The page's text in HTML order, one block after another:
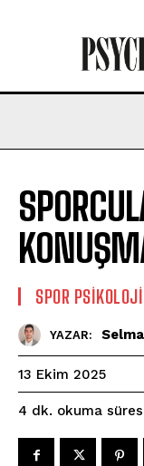
SPOR PSIKOLOJI
YAZAR:
13 Ekim 2025
4 dk. okuma